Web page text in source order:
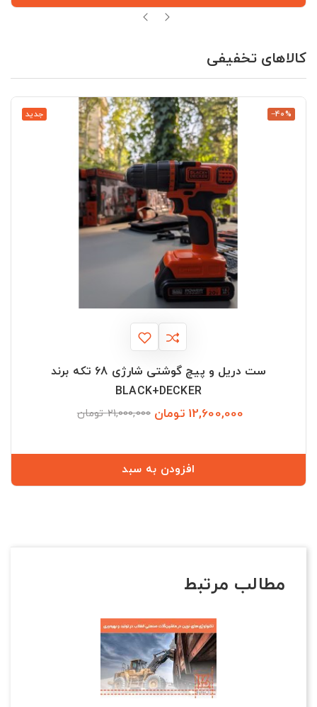
کالاهای تخفیفی
جدید ‎−40%
ست دریل و پیچ گوشتی شارژی 68 تکه برند
BLACK+DECKER
12,600,000 تومان 21,000,000 تومان
افزودن به سبد
مطالب مرتبط